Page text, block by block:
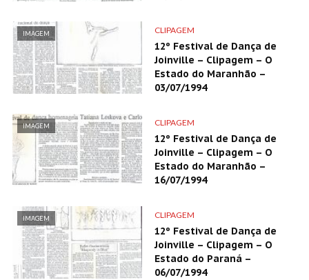
IMAGEM CLIPAGEM
12º Festival de Dança de
Joinville – Clipagem – O
Estado do Maranhão –
03/07/1994
IMAGEM CLIPAGEM
12º Festival de Dança de
Joinville – Clipagem – O
Estado do Maranhão –
16/07/1994
IMAGEM CLIPAGEM
12º Festival de Dança de
Joinville – Clipagem – O
Estado do Paraná –
06/07/1994